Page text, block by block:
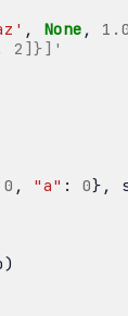
, None , 1.0
2]}]'
0 , "a" : 0},
)